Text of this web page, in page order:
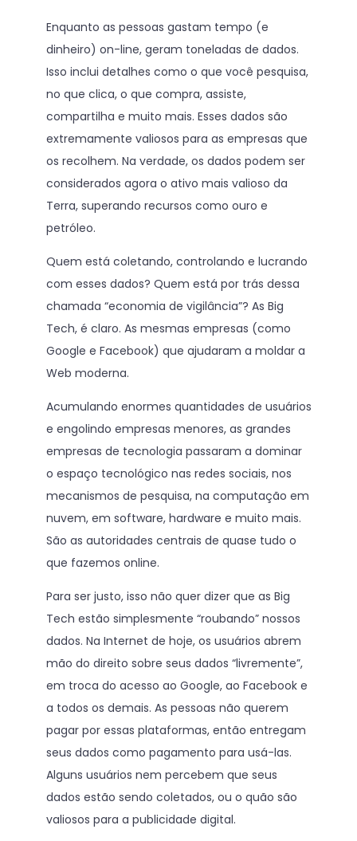
Enquanto as pessoas gastam tempo (e
dinheiro) on-line, geram toneladas de dados.
Isso inclui detalhes como o que você pesquisa,
no que clica, o que compra, assiste,
compartilha e muito mais. Esses dados são
extremamente valiosos para as empresas que
os recolhem. Na verdade, os dados podem ser
considerados agora o ativo mais valioso da
Terra, superando recursos como ouro e
petróleo.
Quem está coletando, controlando e lucrando
com esses dados? Quem está por trás dessa
chamada “economia de vigilância”? As Big
Tech, é claro. As mesmas empresas (como
Google e Facebook) que ajudaram a moldar a
Web moderna.
Acumulando enormes quantidades de usuários
e engolindo empresas menores, as grandes
empresas de tecnologia passaram a dominar
o espaço tecnológico nas redes sociais, nos
mecanismos de pesquisa, na computação em
nuvem, em software, hardware e muito mais.
São as autoridades centrais de quase tudo o
que fazemos online.
Para ser justo, isso não quer dizer que as Big
Tech estão simplesmente “roubando” nossos
dados. Na Internet de hoje, os usuários abrem
mão do direito sobre seus dados “livremente”,
em troca do acesso ao Google, ao Facebook e
a todos os demais. As pessoas não querem
pagar por essas plataformas, então entregam
seus dados como pagamento para usá-las.
Alguns usuários nem percebem que seus
dados estão sendo coletados, ou o quão são
valiosos para a publicidade digital.